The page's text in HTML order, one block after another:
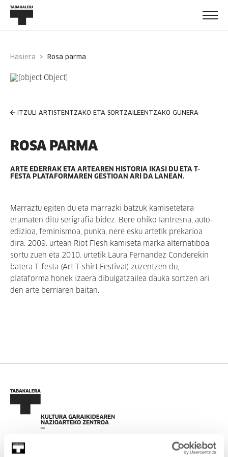
Hasiera rosa parma
ITZULI ARTISTENTZAKO ETA SORTZAILEENTZAKO GUNERA
ROSA PARMA
ARTE EDERRAK ETA ARTEAREN HISTORIA IKASI DU ETA T-
FESTA PLATAFORMAREN GESTIOAN ARI DA LANEAN.
Marraztu egiten du eta marrazki batzuk kamisetetara
eramaten ditu serigrafia bidez. Bere ohiko lantresna, auto-
edizioa, feminismoa, punka, nere esku artetik prekarioa
dira. 2009. urtean Riot Flesh kamiseta marka alternatiboa
sortu zuen eta 2010. urtetik Laura Fernandez Conderekin
batera T-festa (Art T-shirt Festival) zuzentzen du,
plataforma honek izaera dibulgatzailea dauka sortzen ari
den arte berriaren baitan.